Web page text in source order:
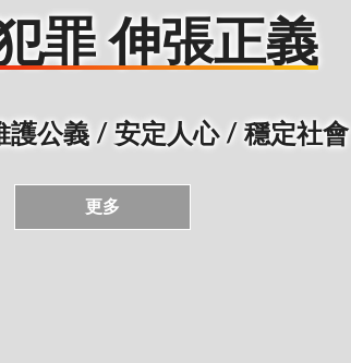
罪 伸張正義
護公義 / 安定人心 / 穩定社會
更多